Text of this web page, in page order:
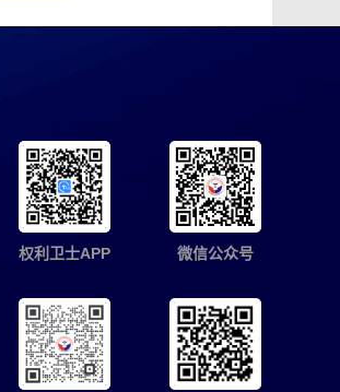
权利卫士APP 微信公众号